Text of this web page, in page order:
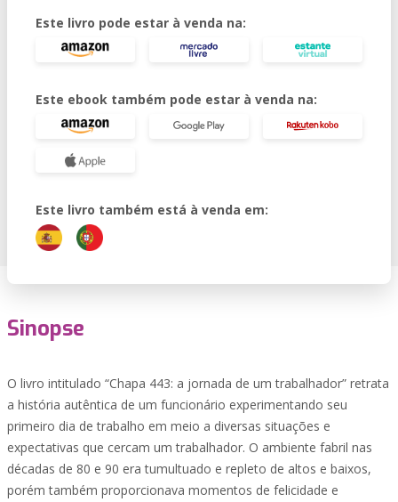
Este livro pode estar à venda na:
Este ebook também pode estar à venda na:
Este livro também está à venda em:
Sinopse
O livro intitulado “Chapa 443: a jornada de um trabalhador” retrata
a história autêntica de um funcionário experimentando seu
primeiro dia de trabalho em meio a diversas situações e
expectativas que cercam um trabalhador. O ambiente fabril nas
décadas de 80 e 90 era tumultuado e repleto de altos e baixos,
porém também proporcionava momentos de felicidade e